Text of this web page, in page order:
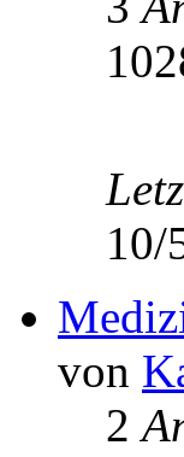
10/
von
2